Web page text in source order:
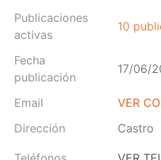
Publicaciones
activas
10
Fecha
publicación
17/06/
Email
VER
Dirección
Castro